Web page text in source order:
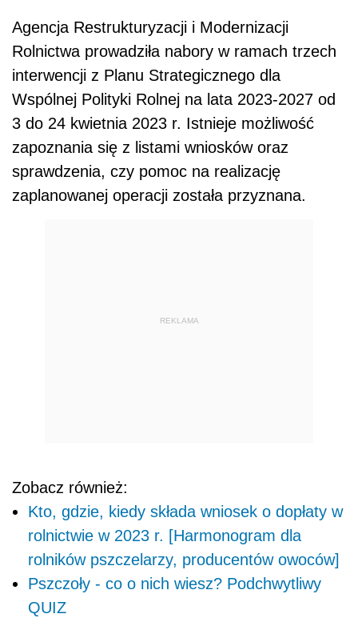
Agencja Restrukturyzacji i Modernizacji
Rolnictwa prowadziła nabory w ramach trzech
interwencji z Planu Strategicznego dla
Wspólnej Polityki Rolnej na lata 2023-2027 od
3 do 24 kwietnia 2023 r. Istnieje możliwość
zapoznania się z listami wniosków oraz
sprawdzenia, czy pomoc na realizację
zaplanowanej operacji została przyznana.
REKLAMA
Zobacz również:
Kto, gdzie, kiedy składa wniosek o dopłaty w
rolnictwie w 2023 r. [Harmonogram dla
rolników pszczelarzy, producentów owoców]
Pszczoły - co o nich wiesz? Podchwytliwy
QUIZ